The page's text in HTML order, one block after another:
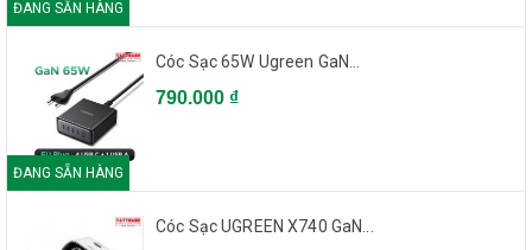
ĐANG SẴN HÀNG
ĐANG SẴN HÀNG
Cóc Sạc 65W Ugreen GaN...
790.000 ₫
Cóc Sạc UGREEN X740 GaN...